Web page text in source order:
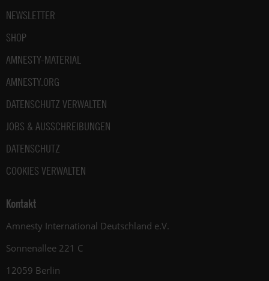
NEWSLETTER
SHOP
AMNESTY-MATERIAL
AMNESTY.ORG
DATENSCHUTZ VERWALTEN
JOBS & AUSSCHREIBUNGEN
DATENSCHUTZ
COOKIES VERWALTEN
Kontakt
Amnesty International Deutschland e.V.
Sonnenallee 221 C
12059 Berlin